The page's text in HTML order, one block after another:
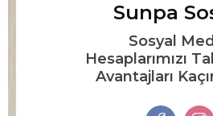
Sunpa
Sosyal
Hesaplarımızı
Avantajları